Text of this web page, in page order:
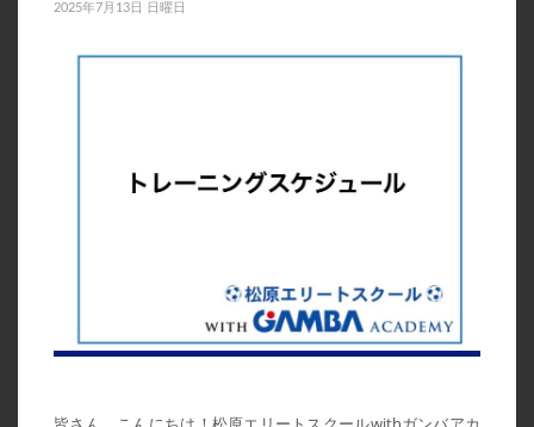
2025年7月13日 日曜日